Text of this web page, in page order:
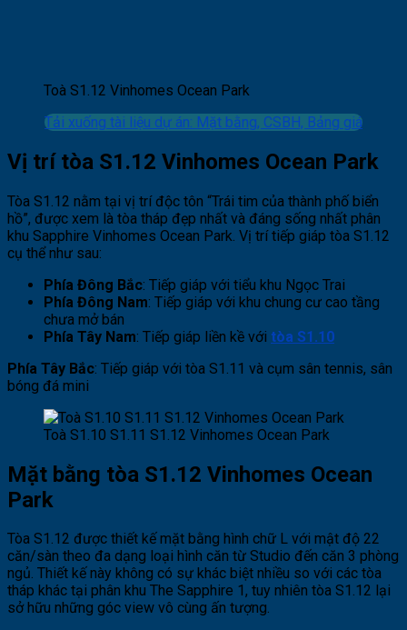
Toà S1.12 Vinhomes Ocean Park
Tải xuống tài liệu dự án: Mặt bằng, CSBH, Bảng giá
Vị trí tòa S1.12 Vinhomes Ocean Park
Tòa S1.12 nằm tại vị trí độc tôn “Trái tim của thành phố biển
hồ”, được xem là tòa tháp đẹp nhất và đáng sống nhất phân
khu Sapphire Vinhomes Ocean Park. Vị trí tiếp giáp tòa S1.12
cụ thể như sau:
Phía Đông Bắc: Tiếp giáp với tiểu khu Ngọc Trai
Phía Đông Nam: Tiếp giáp với khu chung cư cao tầng
chưa mở bán
Phía Tây Nam: Tiếp giáp liền kề với tòa S1.10
Phía Tây Bắc: Tiếp giáp với tòa S1.11 và cụm sân tennis, sân
bóng đá mini
Toà S1.10 S1.11 S1.12 Vinhomes Ocean Park
Mặt bằng tòa S1.12 Vinhomes Ocean
Park
Tòa S1.12 được thiết kế mặt bằng hình chữ L với mật độ 22
căn/sàn theo đa dạng loại hình căn từ Studio đến căn 3 phòng
ngủ. Thiết kế này không có sự khác biệt nhiều so với các tòa
tháp khác tại phân khu The Sapphire 1, tuy nhiên tòa S1.12 lại
sở hữu những góc view vô cùng ấn tượng.